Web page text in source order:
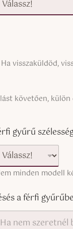
visszaküldöd,
követően,
gyűrű
minden modell
a férfi